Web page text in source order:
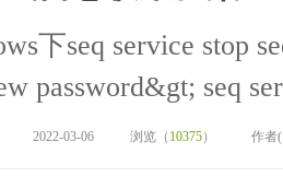
下seq service stop
password&gt; seq
2022-03-06 浏览（ 10375） 作者